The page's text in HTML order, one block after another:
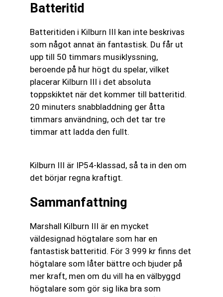
Batteritid
Batteritiden i Kilburn III kan inte beskrivas
som något annat än fantastisk. Du får ut
upp till 50 timmars musiklyssning,
beroende på hur högt du spelar, vilket
placerar Kilburn III i det absoluta
toppskiktet när det kommer till batteritid.
20 minuters snabbladdning ger åtta
timmars användning, och det tar tre
timmar att ladda den fullt.
Kilburn III är IP54-klassad, så ta in den om
det börjar regna kraftigt.
Sammanfattning
Marshall Kilburn III är en mycket
väldesignad högtalare som har en
fantastisk batteritid. För 3 999 kr finns det
högtalare som låter bättre och bjuder på
mer kraft, men om du vill ha en välbyggd
högtalare som gör sig lika bra som